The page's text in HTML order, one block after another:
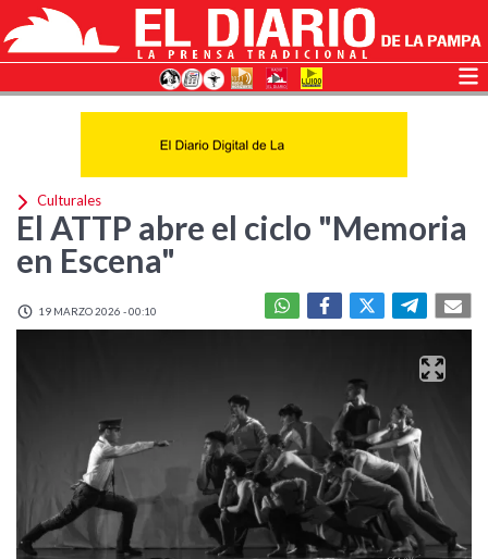
Culturales
El ATTP abre el ciclo "Memoria
en Escena"
19 MARZO 2026 - 00:10